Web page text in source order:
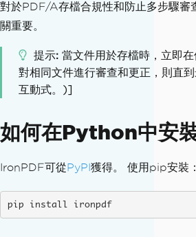
對於PDF/A存檔合規性和防止多步驟審
關重要。
提示 當文件用於存檔時，立即
對相同文件進行審查和更正，則直
互動式。)]
如何在Python中安
IronPDF可從PyPI 獲得。 使用pip安裝：
pip install ironpdf